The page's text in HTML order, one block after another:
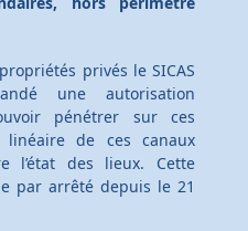
privés le SICAS
une autorisation
pénétrer sur ces
de ces canaux
l’état des lieux. Cette
par arrêté depuis le 21